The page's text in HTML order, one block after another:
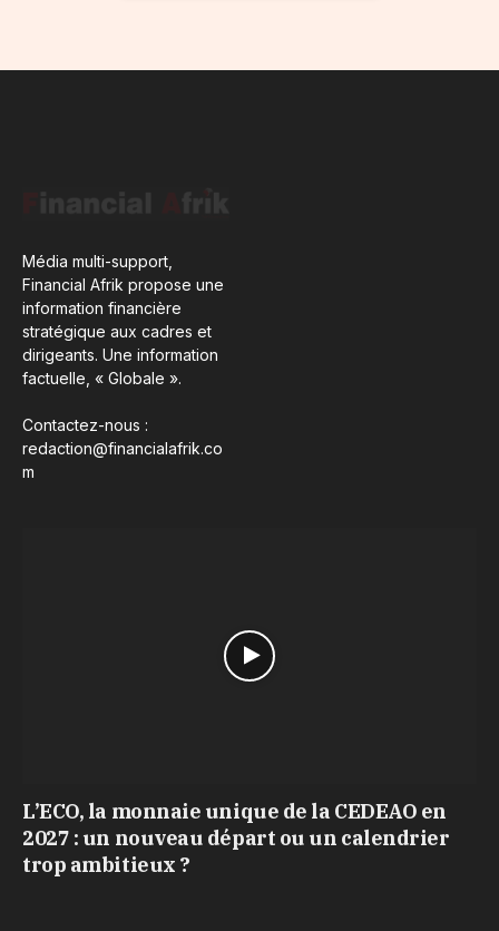
Média multi-support,
Financial Afrik propose une
information financière
stratégique aux cadres et
dirigeants. Une information
factuelle, « Globale ».
Contactez-nous :
redaction@financialafrik.co
m
L’ECO, la monnaie unique de la CEDEAO en
2027 : un nouveau départ ou un calendrier
trop ambitieux ?